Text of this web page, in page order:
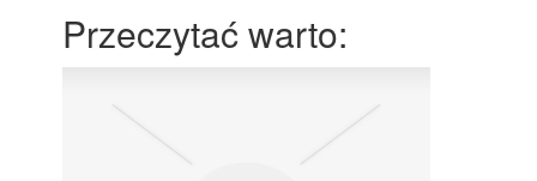
Przeczytać warto: